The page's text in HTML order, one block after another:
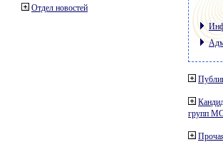
Отдел новостей
групп